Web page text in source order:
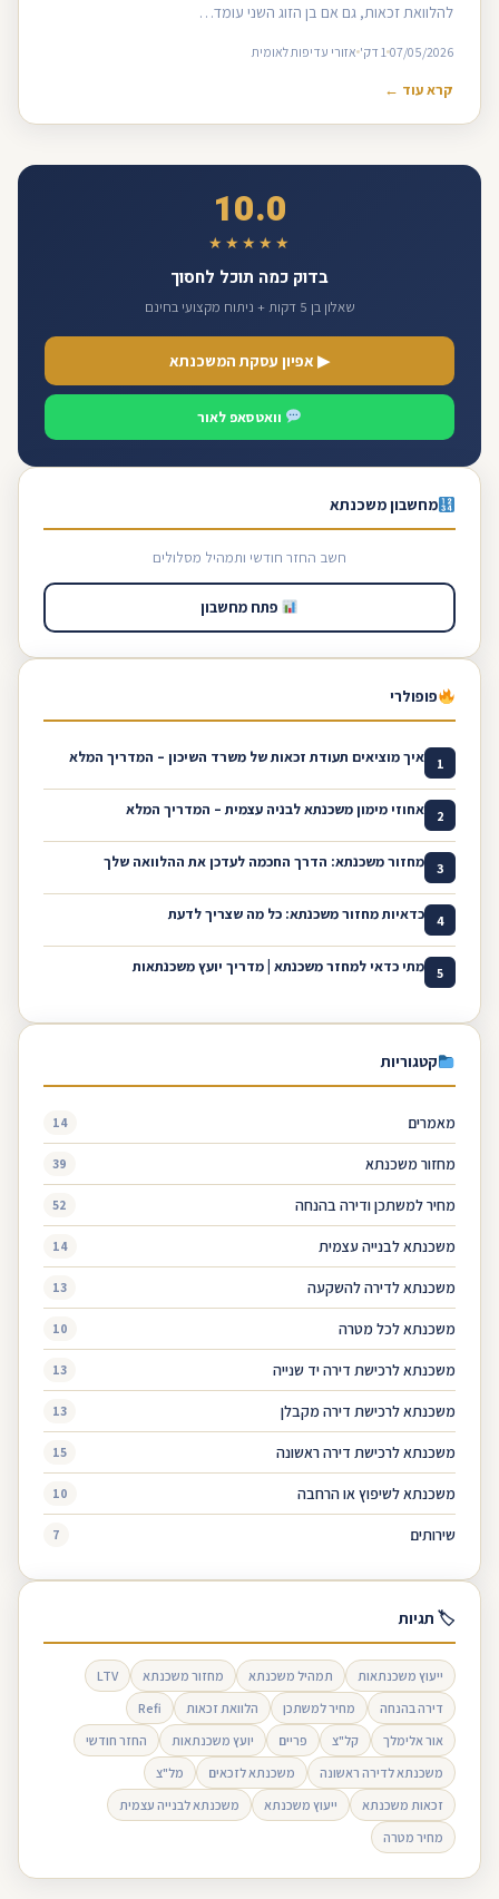
להלוואת זכאות, גם אם בן הזוג השני עומד…
07/05/2026 1 דק' אזורי עדיפות לאומית
קרא עוד ←
10.0
★★★★★
בדוק כמה תוכל לחסוך
שאלון בן 5 דקות + ניתוח מקצועי בחינם
▶ אפיון עסקת המשכנתא
וואטסאפ לאור
מחשבון משכנתא
חשב החזר חודשי ותמהיל מסלולים
פתח מחשבון
פופולרי
1 איך מוציאים תעודת זכאות של משרד השיכון – המדריך המלא
2 אחוזי מימון משכנתא לבניה עצמית – המדריך המלא
3 מחזור משכנתא: הדרך החכמה לעדכן את ההלוואה שלך
4 כדאיות מחזור משכנתא: כל מה שצריך לדעת
5 מתי כדאי למחזר משכנתא | מדריך יועץ משכנתאות
קטגוריות
מאמרים 14
מחזור משכנתא 39
מחיר למשתכן ודירה בהנחה 52
משכנתא לבנייה עצמית 14
משכנתא לדירה להשקעה 13
משכנתא לכל מטרה 10
משכנתא לרכישת דירה יד שנייה 13
משכנתא לרכישת דירה מקבלן 13
משכנתא לרכישת דירה ראשונה 15
משכנתא לשיפוץ או הרחבה 10
שירותים 7
🏷 תגיות
ייעוץ משכנתאות תמהיל משכנתא מחזור משכנתא
LTV
דירה בהנחה
מחיר למשתכן הלוואת זכאות
Refi
אור אלימלך
קל"צ פריים יועץ משכנתאות
החזר חודשי
משכנתא לדירה ראשונה
משכנתא לזכאים
מל"צ
זכאות משכנתא
ייעוץ משכנתא
משכנתא לבנייה עצמית
מחיר מטרה